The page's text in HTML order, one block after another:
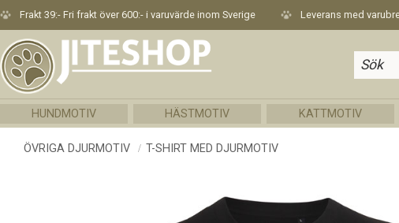
Frakt 39:- Fri frakt över 600:- i varuvärde inom Sverige Leverans med
HUNDMOTIV HÄSTMOTIV KATTMOTIV
ÖVRIGA DJURMOTIV T-SHIRT MED DJURMOTIV